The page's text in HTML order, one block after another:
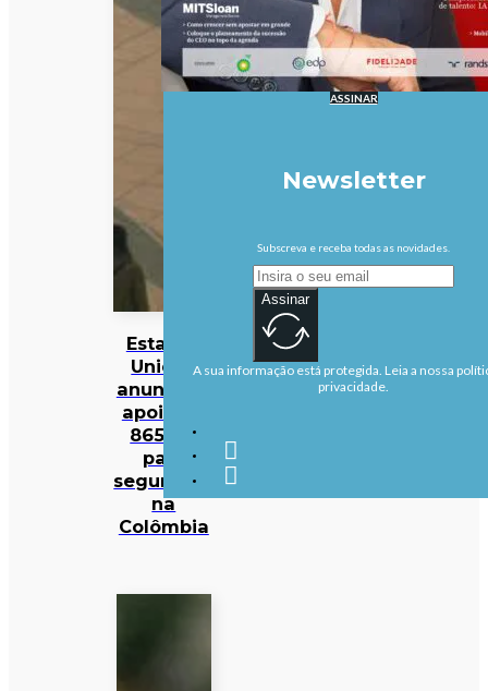
Estados
Unidos
anunciam
apoio de
865 ME
para
segurança
na
Colômbia
ASSINAR
Newsletter
Subscreva e receba todas as novidades.
Assinar
A sua informação está protegida. Leia a nossa
privacidade.